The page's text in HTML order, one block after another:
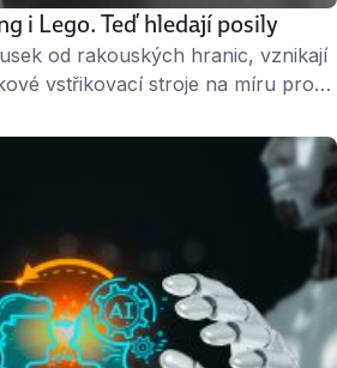
i Lego. Teď hledají posily
od rakouských hranic, vznikají
vstřikovací stroje na míru pro
strojírenský závod ENGEL
špičkové CO2 svářeče
i čerstvé absolventy,“ říká Michal
zvládá techniku a také (alespoň